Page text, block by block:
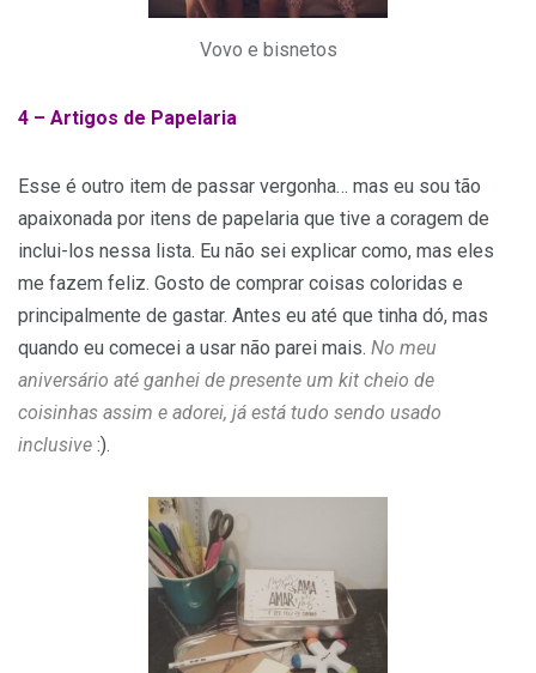
Vovo e bisnetos
4 – Artigos de Papelaria
Esse é outro item de passar vergonha… mas eu sou tão
apaixonada por itens de papelaria que tive a coragem de
inclui-los nessa lista. Eu não sei explicar como, mas eles
me fazem feliz. Gosto de comprar coisas coloridas e
principalmente de gastar. Antes eu até que tinha dó, mas
quando eu comecei a usar não parei mais. No meu
aniversário até ganhei de presente um kit cheio de
coisinhas assim e adorei, já está tudo sendo usado
inclusive :).